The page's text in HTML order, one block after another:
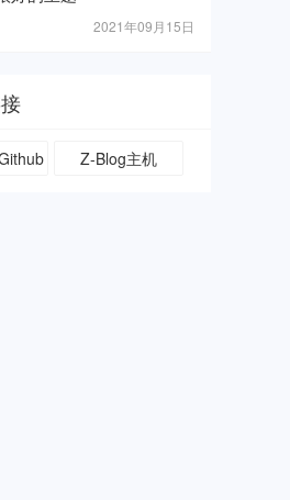
2021年09月15日
Z-Blog主机